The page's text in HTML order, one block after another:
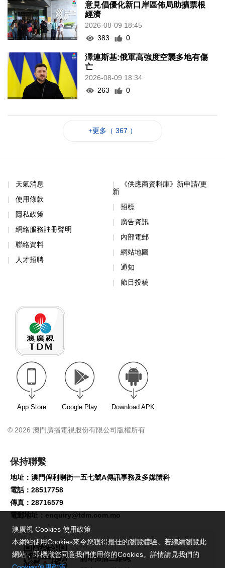
意見倡優化新口岸區佈局助擴票根
經濟
2026-08-09 18:45
383
0
澤連斯基:俄軍高強度空襲多地有傷
亡
2026-08-09 18:34
263
0
+更多（ 367 ）
天氣消息
使用條款
隱私政策
網絡服務註冊聲明
聯絡資料
人才招聘
《供應商資料庫》新申請/更
新
招標
廣告資訊
內部電郵
網站地圖
通知
節目投稿
App Store Google Play Download APK
© 2026 澳門廣播電視股份有限公司版權所有
保持聯繫
地址：澳門俾利喇街一五七號A傳訊事務及多媒體科
電話：28517758
傳真：28716579
電郵地址： enquiry@tdm.com.mo
請即掃描二維碼,
澳廣視 Cookies 使用政策
本網站使用Cookies來令您獲得最佳的瀏覽體驗。若繼續瀏覽此
網站，即標識您同意我們使用你的Cookies。詳情請見我們的